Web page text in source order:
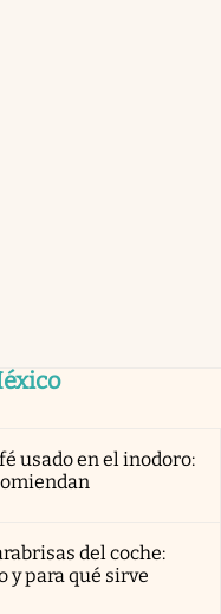
usado en el inodoro:
del coche:
y para qué sirve